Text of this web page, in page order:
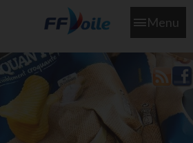
Menu
et SNS604 qui veillent sur nous pour
goût des larmes